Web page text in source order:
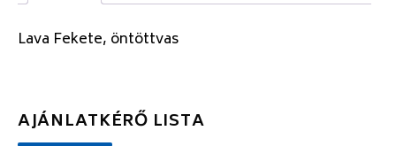
Lava Fekete, öntöttvas
AJÁNLATKÉRŐ LISTA